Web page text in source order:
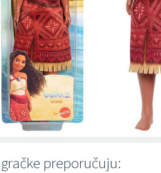
preporučuju: